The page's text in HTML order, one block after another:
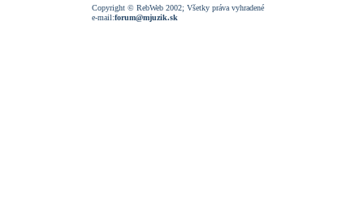
Copyright © RebWeb 2002; Všetky práva vyhradené
e-mail:forum@mjuzik.sk